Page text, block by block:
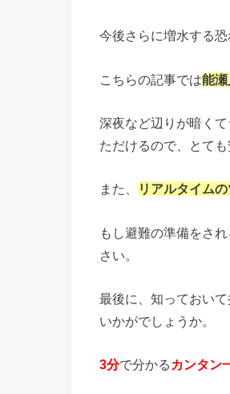
今後さらに増水する
こちらの記事では能
深夜など辺りが暗く
ただけるので、とても
また、 リアルタイム
もし避難の準備をされ
さい。
最後に、知っておい
いかがでしょうか。
3分で分かる カンタン